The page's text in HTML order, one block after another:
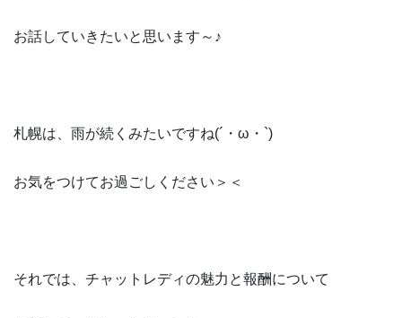
お話していきたいと思います～♪
札幌は、雨が続くみたいですね(´・ω・`)
お気をつけてお過ごしください＞＜
それでは、チャットレディの魅力と報酬について